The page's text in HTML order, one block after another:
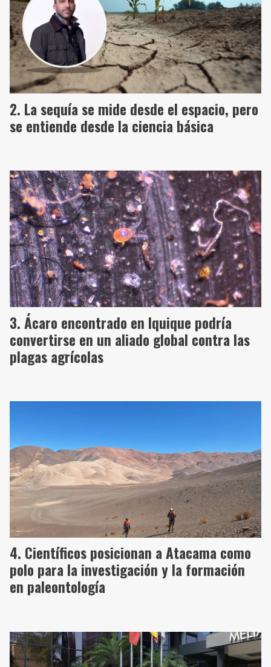
La sequía se mide desde el espacio, pero
se entiende desde la ciencia básica
Ácaro encontrado en Iquique podría
convertirse en un aliado global contra las
plagas agrícolas
Científicos posicionan a Atacama como
polo para la investigación y la formación
en paleontología